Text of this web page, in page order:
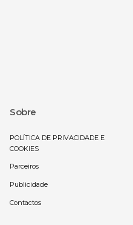
Sobre
POLÍTICA DE PRIVACIDADE E
COOKIES
Parceiros
Publicidade
Contactos